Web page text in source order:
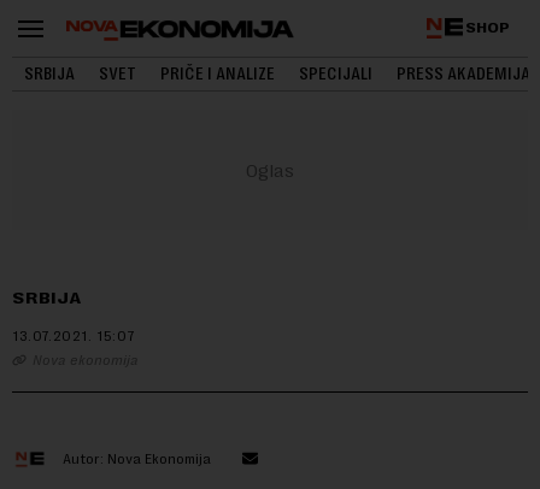
SHOP
SRBIJA SVET PRIČE I ANALIZE SPECIJALI PRESS AKADEMIJA
SRBIJA
13.07.2021. 15:07
Nova ekonomija
Autor: Nova Ekonomija